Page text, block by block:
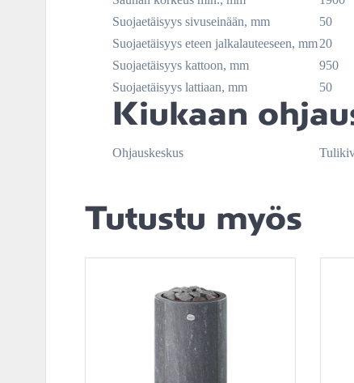
Suojaetäisyys sivuseinään, mm
50
Suojaetäisyys eteen jalkalauteeseen, mm20
Suojaetäisyys kattoon, mm
950
Suojaetäisyys lattiaan, mm
50
Kiukaan
Ohjauskeskus
Tutustu myös